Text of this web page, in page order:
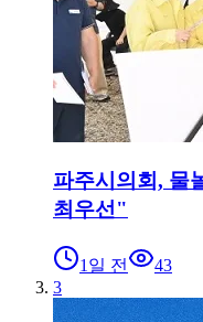
파주시의회, 물
최우선"
1일 전
43
3